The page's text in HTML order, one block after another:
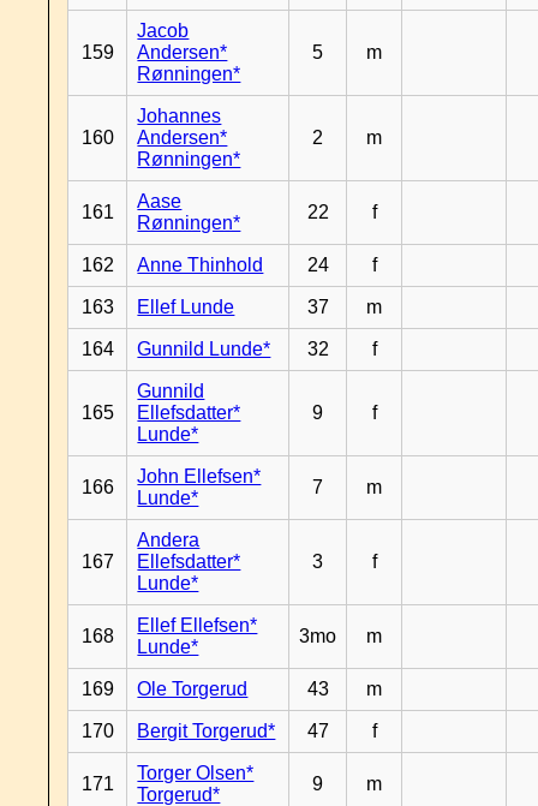
159
Jacob
Andersen*
Rønningen*
5 m
160
Johannes
Andersen*
Rønningen*
2 m
161
Aase
Rønningen*
22 f
162 Anne Thinhold 24 f
163 Ellef Lunde 37 m
164 Gunnild Lunde* 32 f
165
Gunnild
Ellefsdatter*
Lunde*
9 f
166
John Ellefsen*
Lunde*
7 m
167
Andera
Ellefsdatter*
Lunde*
3 f
168
Ellef Ellefsen*
Lunde*
3mo m
169 Ole Torgerud 43 m
170 Bergit Torgerud* 47 f
171
Torger Olsen*
Torgerud*
9 m